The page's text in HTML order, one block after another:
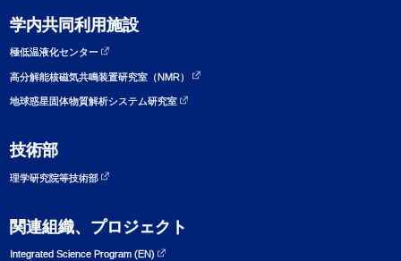
学内共同利用施設
極低温液化センター
高分解能核磁気共鳴装置研究室（NMR）
地球惑星固体物質解析システム研究室
技術部
理学研究院等技術部
関連組織、プロジェクト
Integrated Science Program (EN)